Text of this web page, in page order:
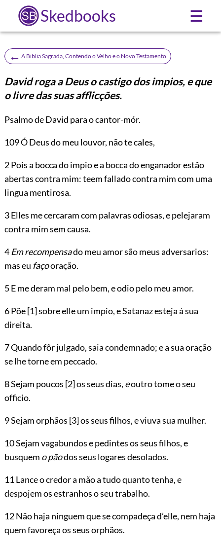
Skedbooks ☰
← A Biblia Sagrada, Contendo o Velho e o Novo Testamento
David roga a Deus o castigo dos impios, e que
o livre das suas afflicções.
Psalmo de David para o cantor-mór.
109Ó Deus do meu louvor, não te cales,
2 Pois a bocca do impio e a bocca do enganador estão
abertas contra mim: teem fallado contra mim com uma
lingua mentirosa.
3 Elles me cercaram com palavras odiosas, e pelejaram
contra mim sem causa.
4 Em recompensado meu amor são meus adversarios:
mas eu façooração.
5 E me deram mal pelo bem, e odio pelo meu amor.
6 Põe[1]sobre elle um impio, e Satanaz esteja á sua
direita.
7 Quando fôr julgado, saia condemnado; e a sua oração
se lhe torne em peccado.
8 Sejam poucos [2]os seus dias, eoutro tome o seu
officio.
9 Sejam orphãos [3]os seus filhos, e viuva sua mulher.
10 Sejam vagabundos e pedintes os seus filhos, e
busquem o pãodos seus logares desolados.
11 Lance o credor a mão a tudo quanto tenha, e
despojem os estranhos o seu trabalho.
12 Não haja ninguem que se compadeça d’elle, nem haja
quem favoreça os seus orphãos.